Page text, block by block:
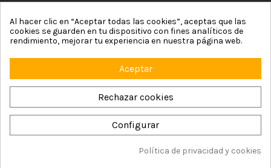
NEWSLETTER
Beljemi Online © 2026 by Online Network For4 Commerce, S.L. |
|Política de Cookies|Política de Privacidad|Términos y Condiciones
Al hacer clic en “Aceptar todas las cookies”, aceptas que las
cookies se guarden en tu dispositivo con fines analíticos de
rendimiento, mejorar tu experiencia en nuestra página web.
Aceptar
Rechazar cookies
Configurar
Política de privacidad y cookies